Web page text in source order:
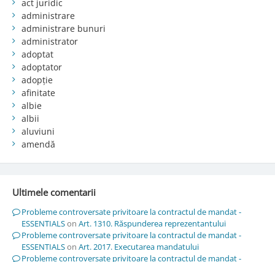
act juridic
administrare
administrare bunuri
administrator
adoptat
adoptator
adopție
afinitate
albie
albii
aluviuni
amendă
Ultimele comentarii
Probleme controversate privitoare la contractul de mandat -
ESSENTIALSon Art. 1310. Răspunderea reprezentantului
Probleme controversate privitoare la contractul de mandat -
ESSENTIALSon Art. 2017. Executarea mandatului
Probleme controversate privitoare la contractul de mandat -